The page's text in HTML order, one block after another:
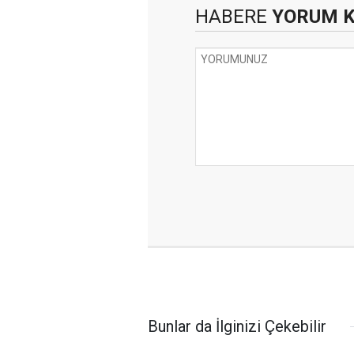
HABERE YORUM
Bunlar da İlginizi Çekebilir